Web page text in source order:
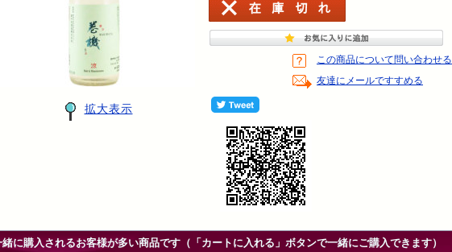
拡大表示
この商品について問い合わせる
友達にメールですすめる
緒に購入されるお客様が多い商品です（「カートに入れる」ボタンで一緒にご購入できます）